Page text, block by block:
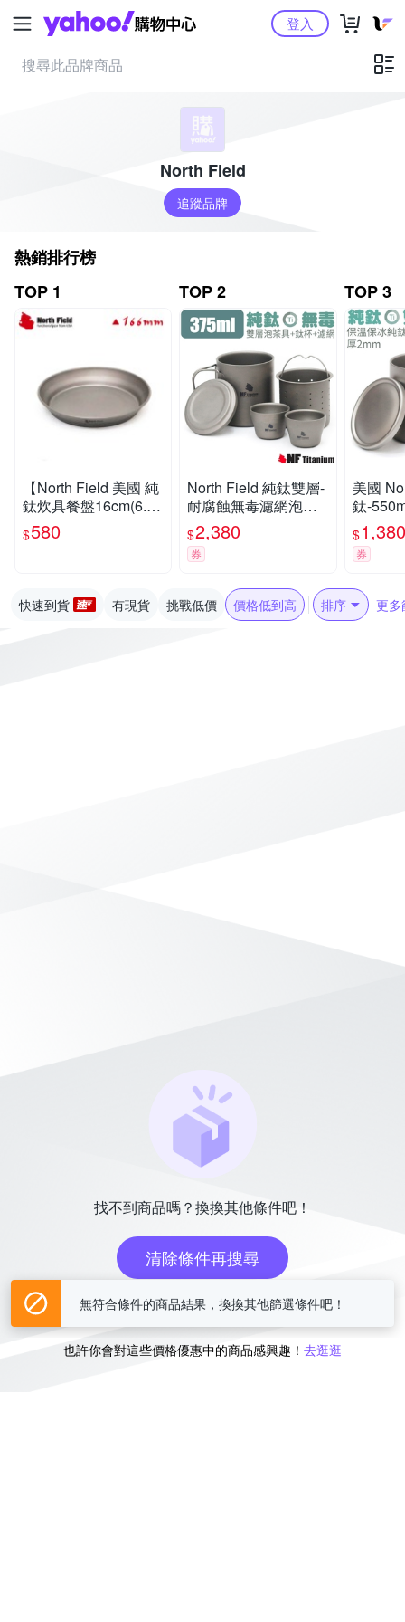
Yahoo購物中心登入
North Field
追蹤品牌
熱銷排行榜
TOP 1
【North Field 美國 純
鈦炊具餐盤16cm(6.25
吋)】CNDTK200929/
登山/露營
$580
TOP 2
North Field 純鈦雙層-
耐腐蝕無毒濾網泡茶
具+鈦杯x2_套裝組
$2,380
券
TOP 3
美國
鈦-
毒保
杯_TK-
$1,380
券
快速到貨 有現貨 挑戰低價 價格低到高 排序 更多
找不到商品嗎？換換其他條件吧！
清除條件再搜尋
或
也許你會對這些價格優惠中的商品感興趣！ 去逛逛
無符合條件的商品結果，換換其他篩選條件吧！